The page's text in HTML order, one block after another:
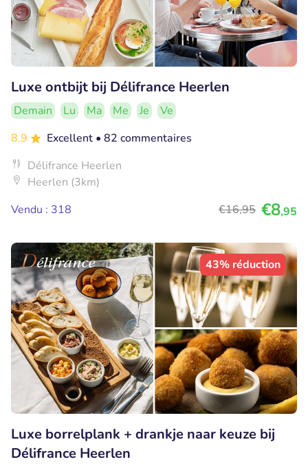
Luxe ontbijt bij Délifrance Heerlen
Demain Lu Ma Me Je
Ve
8.9
Excellent • 82 commentaires
Délifrance Heerlen
Heerlen (3km)
Vendu : 318
€16,95 €8,95
43% réduction
Luxe borrelplank + drankje naar keuze bij
Délifrance Heerlen